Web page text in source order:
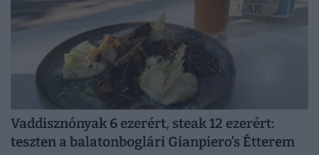
Vaddisznónyak 6 ezerért, steak 12 ezerért:
teszten a balatonboglári Gianpiero’s Étterem